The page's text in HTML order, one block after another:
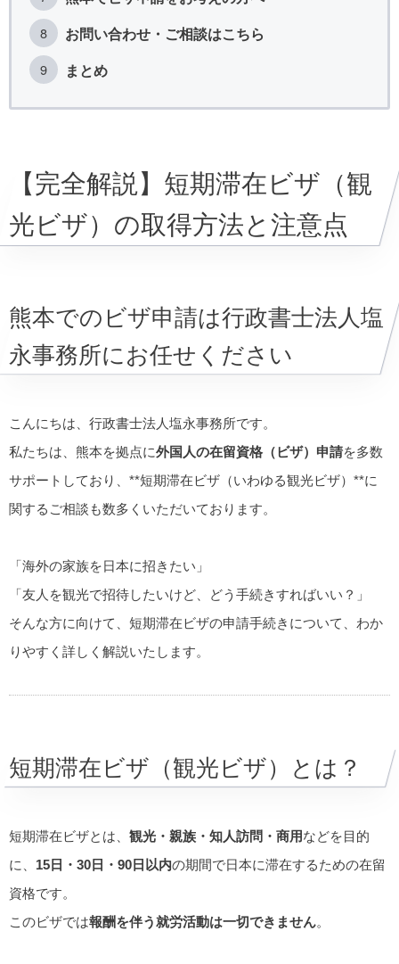
お問い合わせ・ご相談はこちら
まとめ
【完全解説】短期滞在ビザ（観
光ビザ）の取得方法と注意点
熊本でのビザ申請は行政書士法人塩
永事務所にお任せください
こんにちは、行政書士法人塩永事務所です。
私たちは、熊本を拠点に外国人の在留資格（ビザ）申請を多数
サポートしており、**短期滞在ビザ（いわゆる観光ビザ）**に
関するご相談も数多くいただいております。
「海外の家族を日本に招きたい」
「友人を観光で招待したいけど、どう手続きすればいい？」
そんな方に向けて、短期滞在ビザの申請手続きについて、わか
りやすく詳しく解説いたします。
短期滞在ビザ（観光ビザ）とは？
短期滞在ビザとは、 観光・親族・知人訪問・商用などを目的
に、 15日・30日・90日以内の期間で日本に滞在するための在留
資格です。
このビザでは報酬を伴う就労活動は一切できません。